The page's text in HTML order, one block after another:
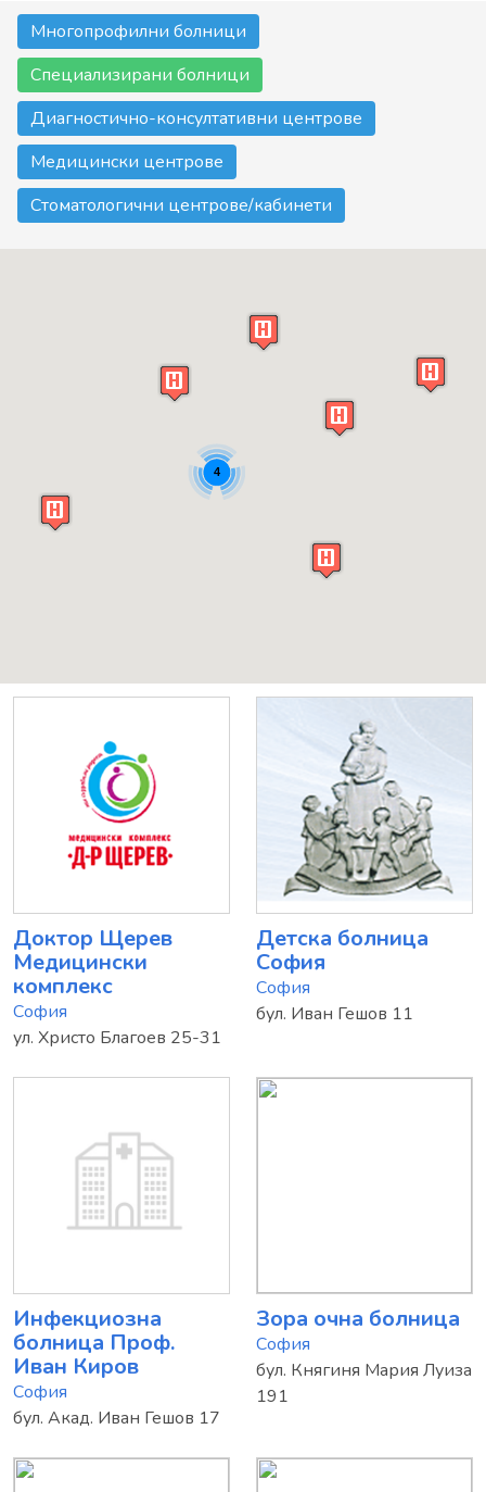
Многопрофилни болници
Специализирани болници
Диагностично-консултативни центрове
Медицински центрове
Стоматологични центрове/кабинети
4
Доктор Щерев
Медицински
комплекс
София
ул. Христо Благоев 25-31
Детска болница
София
София
бул. Иван Гешов 11
Инфекциозна
болница Проф.
Иван Киров
София
бул. Акад. Иван Гешов 17
Зора очна болница
София
бул. Княгиня Мария Луиза
191